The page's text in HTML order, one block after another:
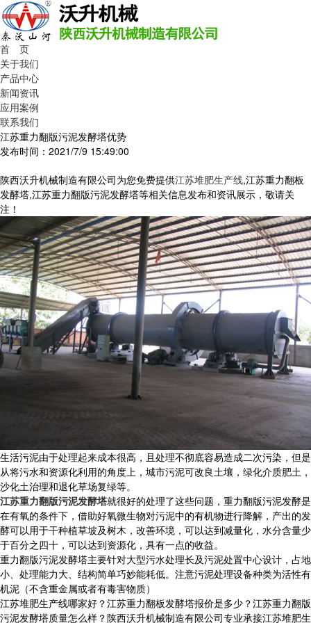
首 页
关于我们
产品中心
新闻资讯
应用案例
联系我们
江苏重力翻版污泥发酵塔优势
发布时间：2021/7/9 15:49:00
陕西沃升机械制造有限公司为您免费提供江苏堆肥生产线,江苏重力翻板
发酵塔,江苏重力翻版污泥发酵塔等相关信息发布和资讯展示，敬请关
注！
生活污泥由于处理起来成本很高，且处理不彻底容易造成二次污染，但是
从将污水和资源化利用的角度上，城市污泥可改良土壤，绿化介质肥土，
沙化土治理和退化草场复绿等。
江苏重力翻版污泥发酵塔就很好的处理了这些问题，重力翻版污泥发酵是
在有氧的条件下，借助好氧微生物对污泥中的有机物进行降解，产出的发
酵可以用于干种植草坡及树木，改善环境，可以达到减量化，水分含量少
于百分之四十，可以达到资源化，具有一点的收益。
重力翻版污泥发酵塔主要针对大型污水处理长及污泥处置中心设计，占地
小、处理能力大、结构简单巧妙能耗低。注意污泥处理设备种类为活性有
机泥（不含重金属或者有毒害物质）
江苏堆肥生产线哪家好？江苏重力翻板发酵塔报价是多少？江苏重力翻版
污泥发酵塔质量怎么样？陕西沃升机械制造有限公司专业承接江苏堆肥生